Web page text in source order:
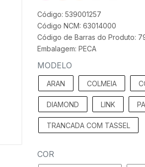
Código: 539001257
Código NCM: 63014000
Código de Barras do Produto:
Embalagem: PECA
MODELO
ARAN COLMEIA
DIAMOND LINK
TRANCADA COM TASSEL
COR